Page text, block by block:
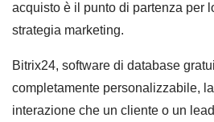
acquisto è il punto di partenza per
strategia marketing.
Bitrix24, software di database
completamente personalizzabile,
interazione che un cliente o un